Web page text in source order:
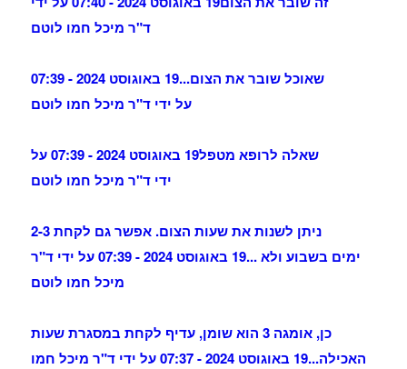
ד"ר מיכל חמו לוטם
שאוכל שובר את הצום...
19 באוגוסט 2024 - 07:39
על ידי ד"ר מיכל חמו לוטם
שאלה לרופא מטפל
19 באוגוסט 2024 - 07:39 על
ידי ד"ר מיכל חמו לוטם
ניתן לשנות את שעות הצום. אפשר גם לקחת 2-3
ימים בשבוע ולא ...
19 באוגוסט 2024 - 07:39 על ידי ד"ר
מיכל חמו לוטם
כן, אומגה 3 הוא שומן, עדיף לקחת במסגרת שעות
האכילה...
19 באוגוסט 2024 - 07:37 על ידי ד"ר מיכל חמו